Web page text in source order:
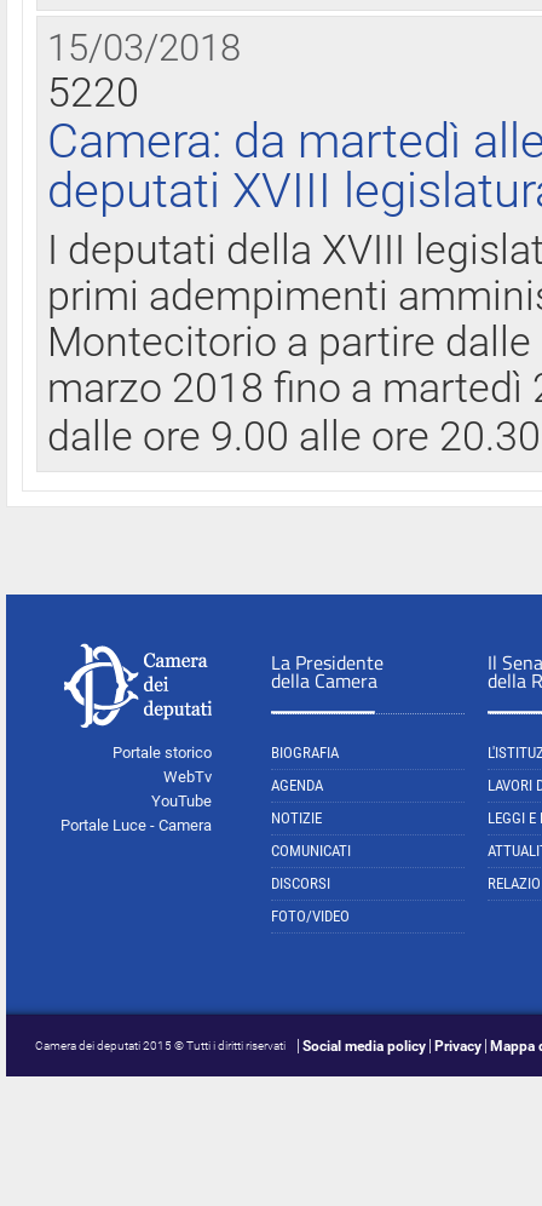
15/03/2018
5220
Camera: da martedì
deputati XVIII
I deputati della XVIII
primi adempimenti
Montecitorio a partire
marzo 2018 fino a
dalle ore 9.00 alle ore
Portale storico
WebTv
YouTube
Portale Luce - Camera
La Presidente
della Camera
BIOGRAFIA
AGENDA
NOTIZIE
COMUNICATI
DISCORSI
FOTO/VIDEO
Il
della
LAVORI
LEGGI E
Camera dei deputati 2015 © Tutti i diritti riservati Social media policy Privacy Mappa